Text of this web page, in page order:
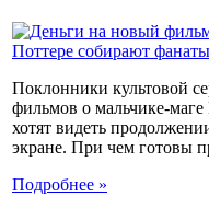
Поклонники культовой
фильмов о мальчике-маге
хотят видеть
экране. При чем готовы
Подробнее »